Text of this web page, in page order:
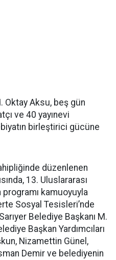
Oktay Aksu, beş gün
ve 40 yayınevi
birleştirici gücüne
düzenlenen
13. Uluslararası
programı kamuoyuyla
Sosyal Tesisleri’nde
Belediye Başkanı M.
Başkan Yardımcıları
Nizamettin Günel,
Demir ve belediyenin